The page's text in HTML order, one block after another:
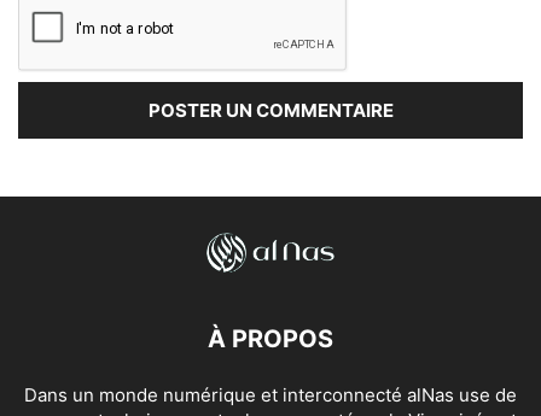
À PROPOS
Dans un monde numérique et interconnecté alNas use de